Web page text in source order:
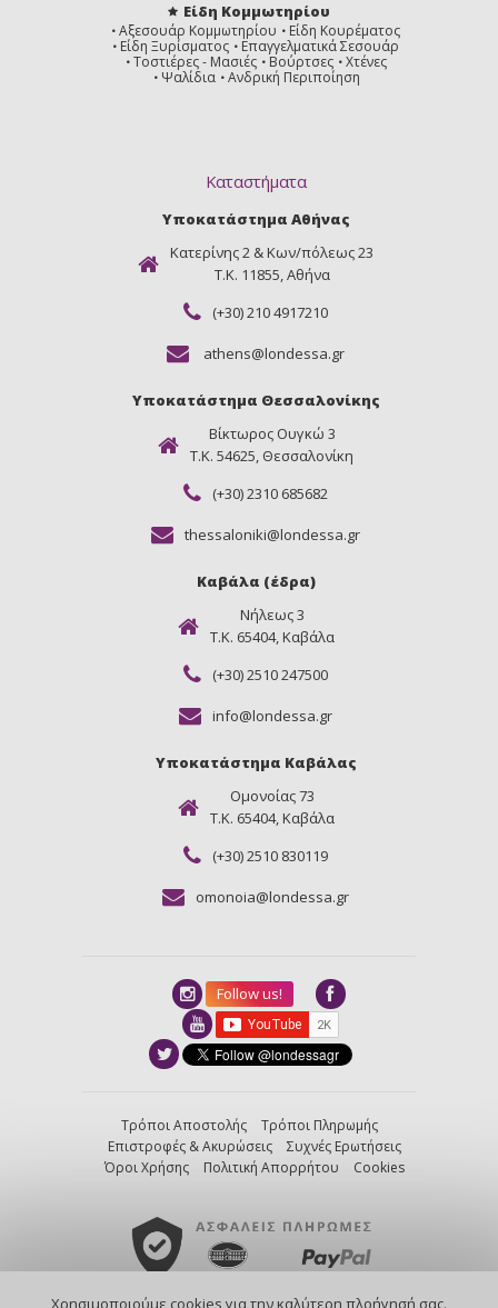
Χρησιμοποιούμε cookies για την καλύτερη πλοήγησή σας.
Είδη Κομμωτηρίου
Αξεσουάρ Κομμωτηρίου
Είδη Κουρέματος
Είδη Ξυρίσματος
Επαγγελματικά Σεσουάρ
Τοστιέρες - Μασιές
Βούρτσες
Χτένες
Ψαλίδια
Ανδρική Περιποίηση
Καταστήματα
Υποκατάστημα Αθήνας
Κατερίνης 2 & Κων/πόλεως 23
Τ.Κ. 11855, Αθήνα
(+30) 210 4917210
athens@londessa.gr
Υποκατάστημα Θεσσαλονίκης
Βίκτωρος Ουγκώ 3
Τ.Κ. 54625, Θεσσαλονίκη
(+30) 2310 685682
thessaloniki@londessa.gr
Καβάλα (έδρα)
Νήλεως 3
Τ.Κ. 65404, Καβάλα
(+30) 2510 247500
info@londessa.gr
Υποκατάστημα Καβάλας
Ομονοίας 73
Τ.Κ. 65404, Καβάλα
(+30) 2510 830119
omonoia@londessa.gr
Follow us!
Τρόποι Αποστολής
Τρόποι Πληρωμής
Επιστροφές & Ακυρώσεις
Συχνές Ερωτήσεις
Όροι Χρήσης
Πολιτική Απορρήτου Cookies